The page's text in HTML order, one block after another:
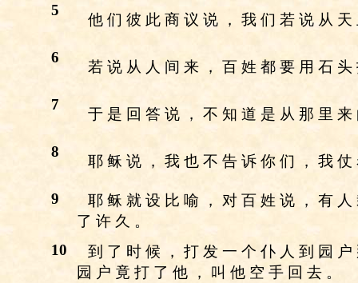
5
他 们 彼 此 商 议 说 ， 我 们 若 说 从
6
若 说 从 人 间 来 ， 百 姓 都 要 用 石
7
于 是 回 答 说 ， 不 知 道 是 从 那 里 来
8
耶 稣 说 ， 我 也 不 告 诉 你 们 ， 我
9
耶 稣 就 设 比 喻 ， 对 百 姓 说 ， 有
了 许 久 。
10
到 了 时 候 ， 打 发 一 个 仆 人 到 园
园 户 竟 打 了 他 ， 叫 他 空 手 回 去 。